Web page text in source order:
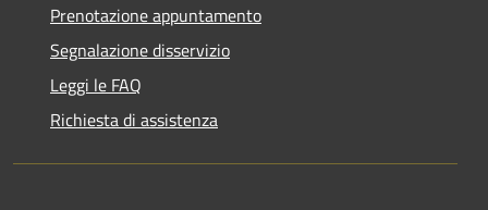
Prenotazione appuntamento
Segnalazione disservizio
Leggi le FAQ
Richiesta di assistenza